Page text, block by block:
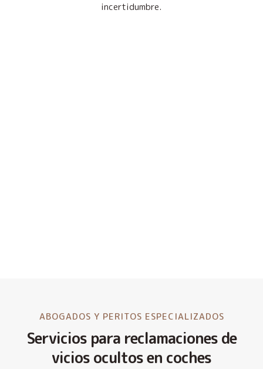
incertidumbre.
ABOGADOS Y PERITOS ESPECIALIZADOS
Servicios para reclamaciones de
vicios ocultos en coches